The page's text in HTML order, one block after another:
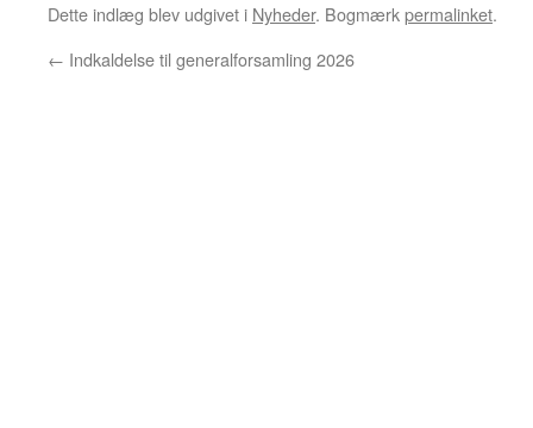
Dette indlæg blev udgivet i Nyheder. Bogmærkpermalinket.
← Indkaldelse til generalforsamling 2026